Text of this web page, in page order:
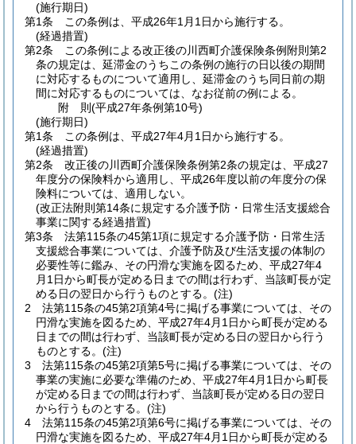
(施行期日)
第1条
この条例は、平成26年1月1日から施行する。
(経過措置)
第2条
この条例による改正後の川西町介護保険条例附則第2
条の規定は、延滞金のうちこの条例の施行の日以後の期間
に対応するものについて適用し、延滞金のうち同日前の期
間に対応するものについては、なお従前の例による。
附 則(平成27年条例第10号)
(施行期日)
第1条
この条例は、平成27年4月1日から施行する。
(経過措置)
第2条
改正後の川西町介護保険条例第2条の規定は、平成27
年度分の保険料から適用し、平成26年度以前の年度分の保
険料については、適用しない。
(改正法附則第14条に規定する介護予防・日常生活支援総合
事業に関する経過措置)
第3条
法第115条の45第1項に規定する介護予防・日常生活
支援総合事業については、介護予防及び生活支援の体制の
必要性等に鑑み、その円滑な実施を図るため、平成27年4
月1日から町長が定める日までの間は行わず、当該町長が定
める日の翌日から行うものとする。 (注)
2
法第115条の45第2項第4号に掲げる事業については、その
円滑な実施を図るため、平成27年4月1日から町長が定める
日までの間は行わず、当該町長が定める日の翌日から行う
ものとする。 (注)
3
法第115条の45第2項第5号に掲げる事業については、その
事業の実施に必要な準備のため、平成27年4月1日から町長
が定める日までの間は行わず、当該町長が定める日の翌日
から行うものとする。 (注)
4
法第115条の45第2項第6号に掲げる事業については、その
円滑な実施を図るため、平成27年4月1日から町長が定める